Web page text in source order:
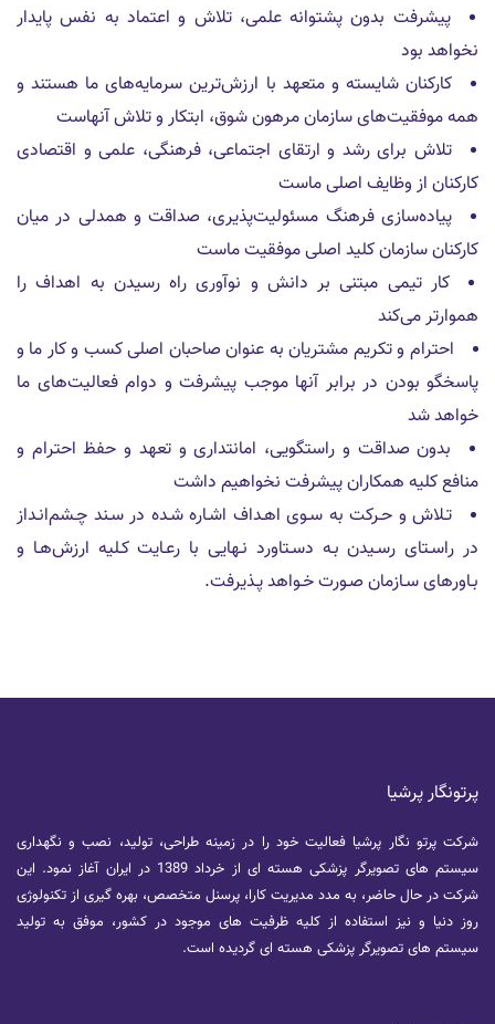
پیشرفت بدون پشتوانه علمی، تلاش و اعتماد به نفس پایدار
نخواهد بود
کارکنان شايسته و متعهد با ارزش‌ترین سرمایه‌های ما هستند و
همه موفقیت‌های سازمان مرهون شوق، ابتکار و تلاش آنهاست
تلاش برای رشد و ارتقای اجتماعی، فرهنگی، علمی و اقتصادی
كاركنان از وظایف اصلی ماست
پیاده‌سازی فرهنگ مسئولیت‌پذیری، صداقت و همدلی در ميان
كاركنان سازمان کلید اصلى موفقیت ماست
کار تیمی مبتنی بر دانش و نوآوری راه رسیدن به اهداف را
هموارتر می‌کند
احترام و تكريم مشتريان به عنوان صاحبان اصلى كسب و كار ما و
پاسخگو بودن در برابر آنها موجب پيشرفت و دوام فعاليت‌هاى ما
خواهد شد
بدون صداقت و راستگویی، امانتداری و تعهد و حفظ احترام و
منافع كليه همکاران پیشرفت نخواهیم داشت
تـلاش و حـرکت به سـوی اهـداف اشـاره شـده در سـند چـشم‌انـداز
در راسـتای رسـیدن بـه دسـتاورد نـهایی با رعـایت کـلیه ارزش‌هـا و
بـاورهای سـازمان صـورت خـواهد پـذیرفت.
پرتونگار پرشیا
شرکت پرتو نگار پرشیا فعالیت خود را در زمینه طراحی، تولید، نصب و نگهداری
سیستم های تصویرگر پزشکی هسته ای از خرداد 1389 در ایران آغاز نمود. این
شرکت در حال حاضر، به مدد مدیریت کارا، پرسنل متخصص، بهره گیری از تکنولوژی
روز دنیا و نیز استفاده از کلیه ظرفیت های موجود در کشور، موفق به تولید
سیستم های تصویرگر پزشکی هسته ای گردیده است.